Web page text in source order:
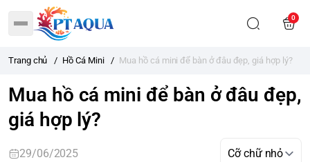
0
Trang chủ / Hồ Cá Mini / Mua hồ cá mini để bàn ở đâu đẹp, giá hợp lý?
Mua hồ cá mini để bàn ở đâu đẹp,
giá hợp lý?
29/06/2025